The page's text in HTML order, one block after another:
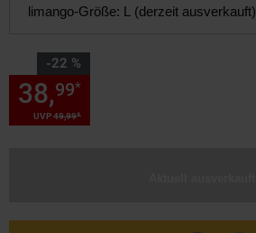
limango-Größe: L (derzeit ausverkauft)
-22 %
Sie Sparen 22 Prozent,
UVP49,99*
38,99*